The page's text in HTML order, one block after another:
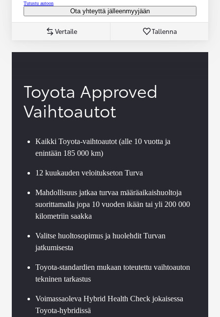
Tutustu autoon
Ota yhteyttä jälleenmyyjään
Vertaile Tallenna
Toyota Approved
Vaihtoautot
Kaikki Toyota-vaihtoautot (alle 10 vuotta ja
enintään 185 000 km)
12 kuukauden veloitukseton Turva
Mahdollisuus jatkaa turvaa määräaikaishuoltoja
suorittamalla jopa 10 vuoden ikään tai yli 200 000
kilometriin saakka
Valitse huoltosopimus ja huolehdit Turvan
jatkumisesta
Toyota-standardien mukaan toteutettu vaihtoauton
tekninen tarkastus
Voimassaoleva Hybrid Health Check jokaisessa
Toyota-hybridissä